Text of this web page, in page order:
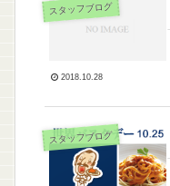
スタッフブログ
2018.10.28
スタッフブログ